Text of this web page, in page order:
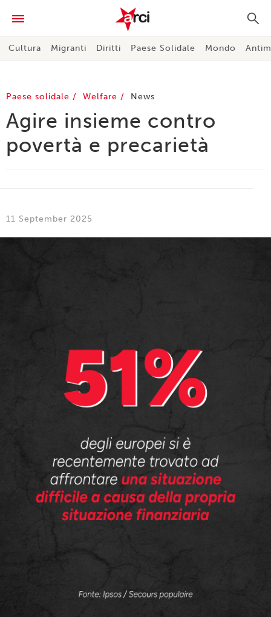
Cultura Migranti Diritti Paese Solidale Mondo
Paese solidale Welfare News
Agire insieme contro
povertà e precarietà
11 September 2025